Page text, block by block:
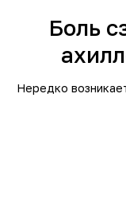
Боль
Нередко